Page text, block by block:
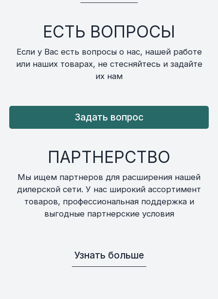
ЕСТЬ ВОПРОСЫ
Если у Вас есть вопросы о нас, нашей работе
или наших товарах, не стесняйтесь и задайте
их нам
Задать вопрос
ПАРТНЕРСТВО
Мы ищем партнеров для расширения нашей
дилерской сети. У нас широкий ассортимент
товаров, профессиональная поддержка и
выгодные партнерские условия
Узнать больше